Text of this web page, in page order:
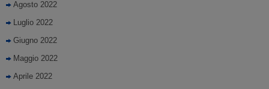
Agosto 2022
Luglio 2022
Giugno 2022
Maggio 2022
Aprile 2022